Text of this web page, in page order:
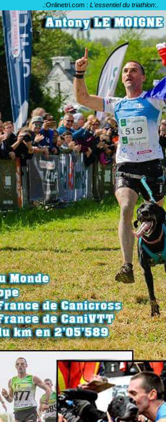
.:Onlinetri.com : L'essentiel du triathlon:.